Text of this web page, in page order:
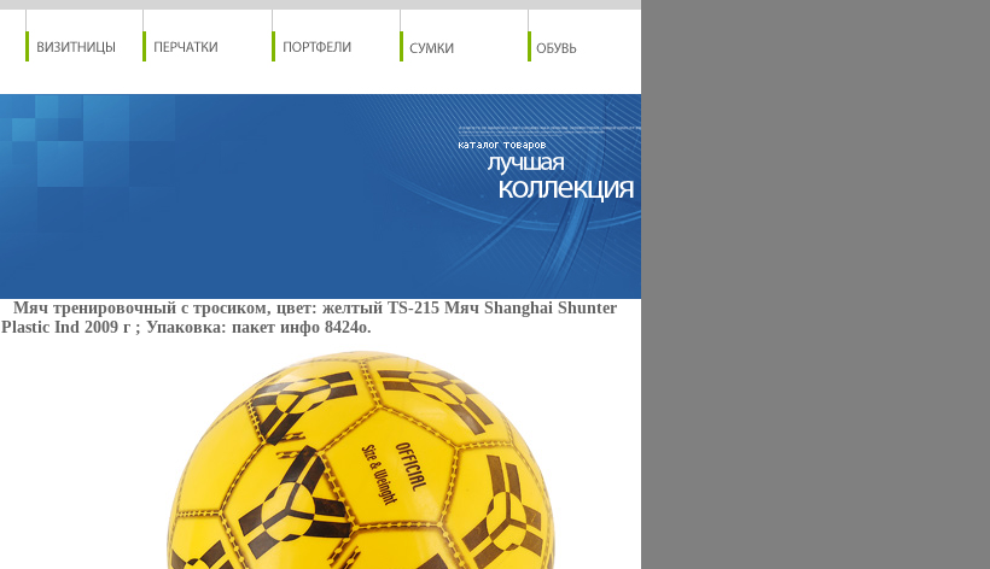
Мяч тренировочный с тросиком, цвет: желтый TS-215 Мяч Shanghai Shunter
Plastic Ind 2009 г ; Упаковка: пакет инфо 8424o.